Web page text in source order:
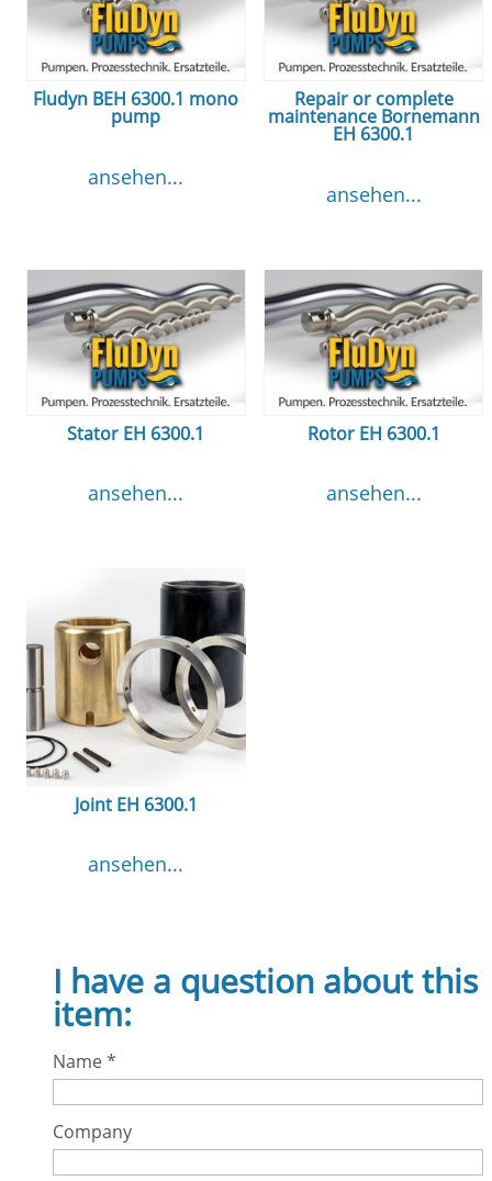
Fludyn BEH 6300.1 mono
pump
ansehen...
Repair or complete
maintenance Bornemann
EH 6300.1
ansehen...
Stator EH 6300.1
ansehen...
Rotor EH 6300.1
ansehen...
Joint EH 6300.1
ansehen...
I have a question about this
item:
Name*
Company